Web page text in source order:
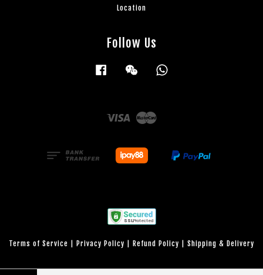
Location
Follow Us
Facebook Wechat
Visa
Terms of Service Privacy Policy Refund Policy Shipping & Delivery